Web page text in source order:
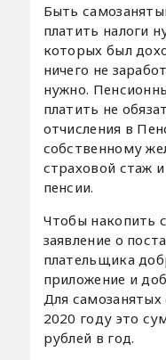
Быть
платить налоги
которых был
ничего не
нужно.
платить не
отчисления в
собственному
страховой стаж
пенсии.
Чтобы накопить
заявление о
плательщика
приложение и
Для
2020 году это
рублей в год.